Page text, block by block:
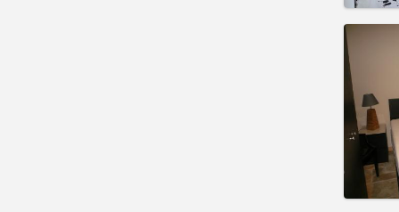
Rent: